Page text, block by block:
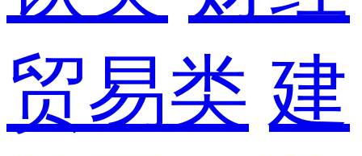
贸易类 建